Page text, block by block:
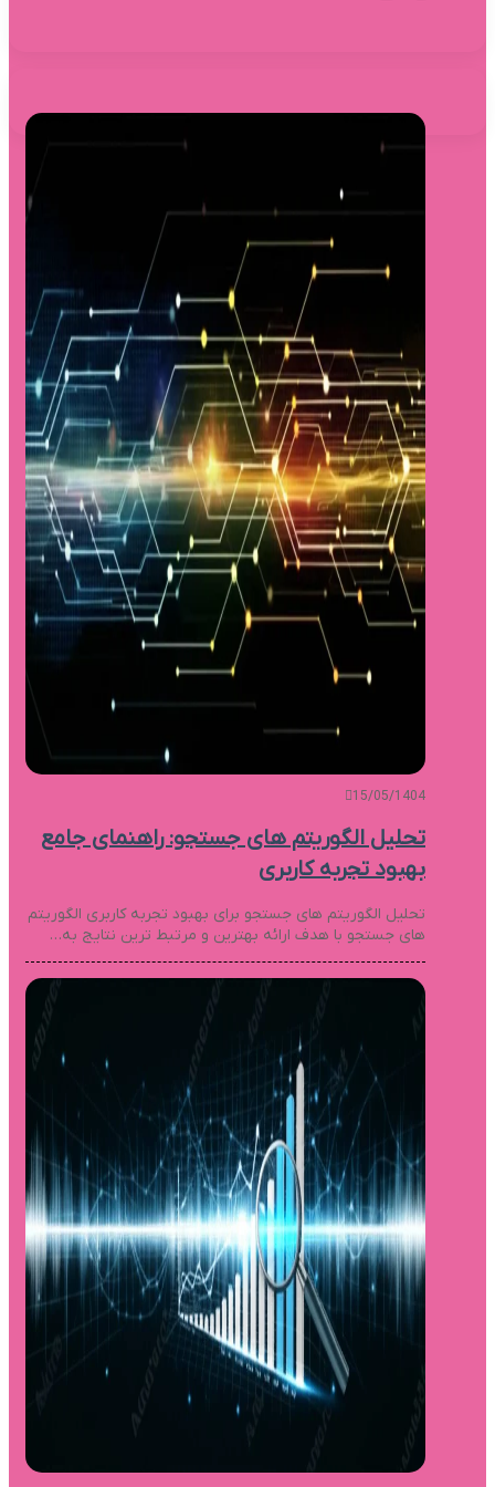
15/05/1404
تحلیل الگوریتم های جستجو: راهنمای جامع
بهبود تجربه کاربری
تحلیل الگوریتم های جستجو برای بهبود تجربه کاربری الگوریتم
های جستجو با هدف ارائه بهترین و مرتبط ترین نتایج به…